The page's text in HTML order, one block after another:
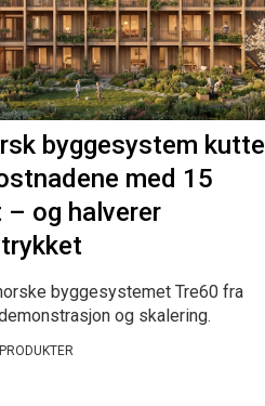
byggesystem
med 15
– og halverer
byggesystemet Tre60 fra
og skalering.
PRODUKTER